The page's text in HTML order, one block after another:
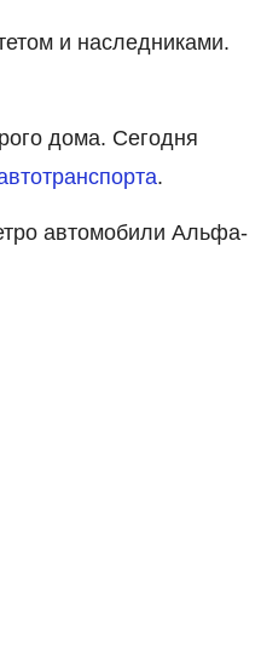
и наследниками.
дома. Сегодня
.
автомобили Альфа-